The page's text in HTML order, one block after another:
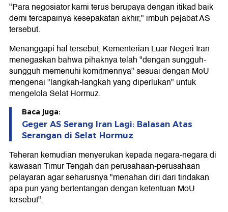
"Para negosiator kami terus berupaya dengan itikad baik
demi tercapainya kesepakatan akhir," imbuh pejabat AS
tersebut.
Menanggapi hal tersebut, Kementerian Luar Negeri Iran
menegaskan bahwa pihaknya telah "dengan sungguh-
sungguh memenuhi komitmennya" sesuai dengan MoU
mengenai "langkah-langkah yang diperlukan" untuk
mengelola Selat Hormuz.
Baca juga:
Geger AS Serang Iran Lagi: Balasan Atas
Serangan di Selat Hormuz
Teheran kemudian menyerukan kepada negara-negara di
kawasan Timur Tengah dan perusahaan-perusahaan
pelayaran agar seharusnya "menahan diri dari tindakan
apa pun yang bertentangan dengan ketentuan MoU
tersebut".